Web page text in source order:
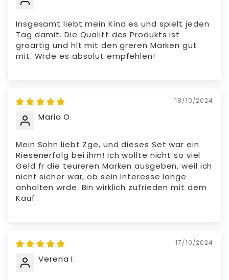
Insgesamt liebt mein Kind es und spielt jeden
Tag damit. Die Qualitt des Produkts ist
groartig und hlt mit den greren Marken gut
mit. Wrde es absolut empfehlen!
18/10/2024
Maria O.
Mein Sohn liebt Zge, und dieses Set war ein
Riesenerfolg bei ihm! Ich wollte nicht so viel
Geld fr die teureren Marken ausgeben, weil ich
nicht sicher war, ob sein Interesse lange
anhalten wrde. Bin wirklich zufrieden mit dem
Kauf.
17/10/2024
Verena I.